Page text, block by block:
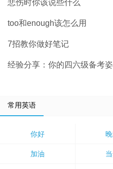
悲伤时你该说些什么
too和enough该怎么用
7招教你做好笔记
经验分享：你的四六级备考
常用英语
你好
加油